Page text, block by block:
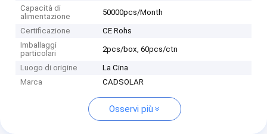
Capacità di
alimentazione
50000pcs/Month
Certificazione
CE Rohs
Imballaggi
particolari
2pcs/box, 60pcs/ctn
Luogo di origine
La Cina
Marca
CADSOLAR
Osservi più